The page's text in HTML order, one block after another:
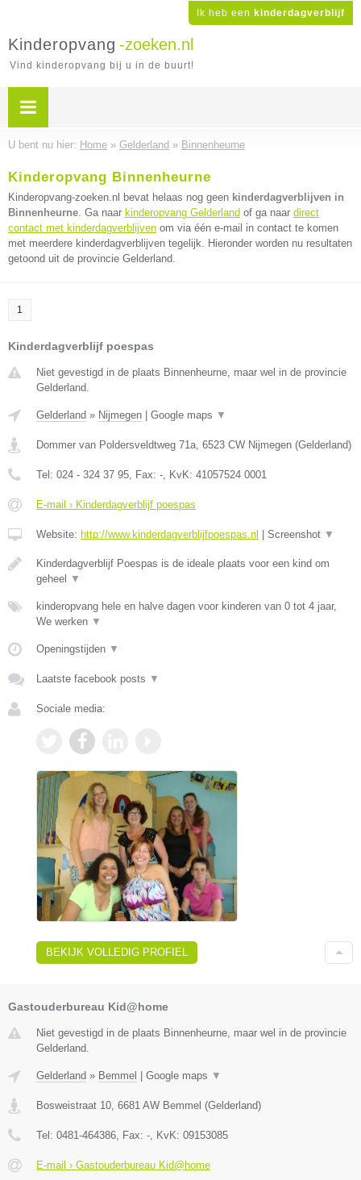
Ik heb een kinderdagverblijf
Kinderopvang -zoeken.nl
Vind kinderopvang bij u in de buurt!
U bent nu hier: Home » Gelderland » Binnenheurne
Kinderopvang Binnenheurne
Kinderopvang-zoeken.nl bevat helaas nog geen kinderdagverblijven in
Binnenheurne. Ga naar kinderopvang Gelderland of ga naar direct
contact met kinderdagverblijven om via één e-mail in contact te komen
met meerdere kinderdagverblijven tegelijk. Hieronder worden nu resultaten
getoond uit de provincie Gelderland.
1
Kinderdagverblijf poespas
Niet gevestigd in de plaats Binnenheurne, maar wel in de provincie
Gelderland.
Gelderland » Nijmegen Google maps ▼
Dommer van Poldersveldtweg 71a, 6523 CW Nijmegen (Gelderland)
Tel: 024 - 324 37 95, Fax: -, KvK: 41057524 0001
E-mail › Kinderdagverblijf poespas
Website: http://www.kinderdagverblijfpoespas.nl Screenshot ▼
Kinderdagverblijf Poespas is de ideale plaats voor een kind om
geheel
▼
kinderopvang hele en halve dagen voor kinderen van 0 tot 4 jaar,
We werken ▼
Openingstijden ▼
Laatste facebook posts ▼
Sociale media:
BEKIJK VOLLEDIG PROFIEL
Gastouderbureau Kid@home
Niet gevestigd in de plaats Binnenheurne, maar wel in de provincie
Gelderland.
Gelderland » Bemmel | Google maps ▼
Bosweistraat 10 6681 AW Bemmel (Gelderland)
Tel: 0481-464386 , Fax: - , KvK: 09153085
E-mail › Gastouderbureau Kid@home